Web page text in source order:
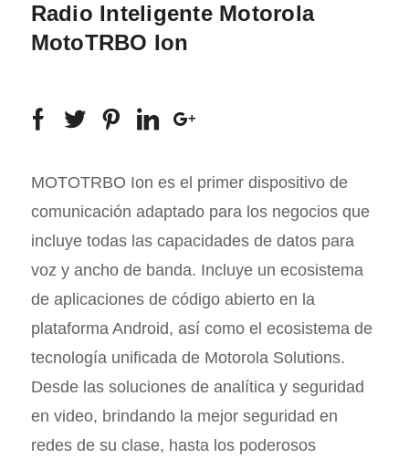
Radio Inteligente Motorola
MotoTRBO Ion
MOTOTRBO Ion es el primer dispositivo de
comunicación adaptado para los negocios que
incluye todas las capacidades de datos para
voz y ancho de banda. Incluye un ecosistema
de aplicaciones de código abierto en la
plataforma Android, así como el ecosistema de
tecnología unificada de Motorola Solutions.
Desde las soluciones de analítica y seguridad
en video, brindando la mejor seguridad en
redes de su clase, hasta los poderosos